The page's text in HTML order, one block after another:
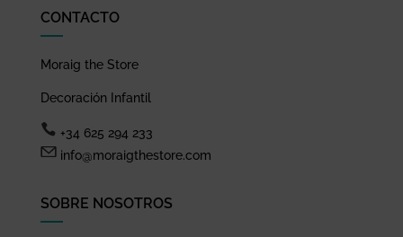
CONTACTO
Moraig the Store
Decoración Infantil
+34 625 294 233
info@moraigthestore.com
SOBRE NOSOTROS